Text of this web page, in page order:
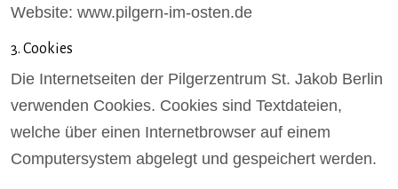
Website: www.pilgern-im-osten.de
3. Cookies
Die Internetseiten der Pilgerzentrum St. Jakob Berlin
verwenden Cookies. Cookies sind Textdateien,
welche über einen Internetbrowser auf einem
Computersystem abgelegt und gespeichert werden.